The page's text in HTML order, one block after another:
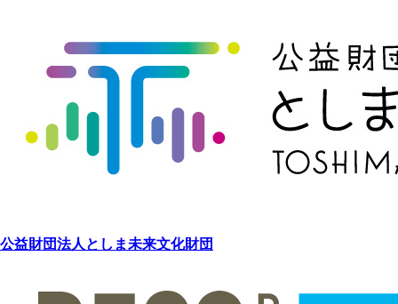
公益財団法人としま未来文化財団